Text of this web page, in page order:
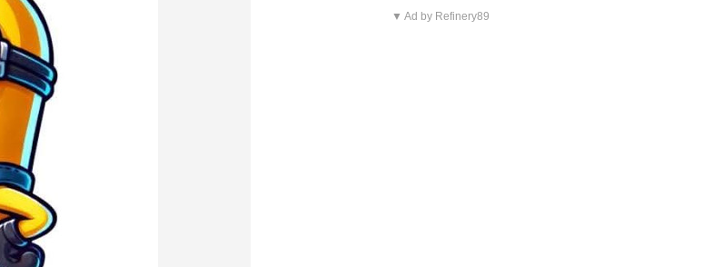
▼ Ad by Refinery89